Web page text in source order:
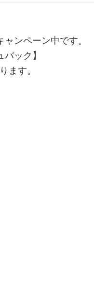
ャンペーン中です。
ック】
ます。